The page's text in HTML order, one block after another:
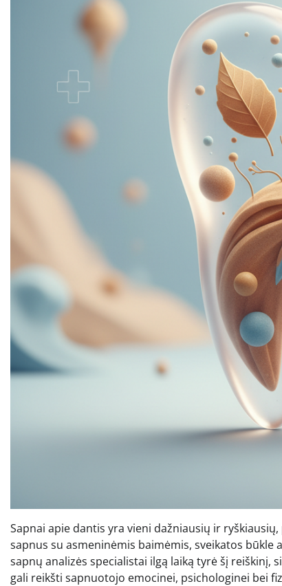
Sapnai apie dantis yra vieni dažniausių ir
sapnus su asmeninėmis baimėmis, sveikatos
sapnų analizės specialistai ilgą laiką tyrė šį
gali reikšti sapnuotojo emocinei, psichologinei bei